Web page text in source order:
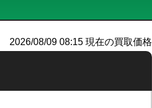
2026/08/09 08:15 現在の買取価格